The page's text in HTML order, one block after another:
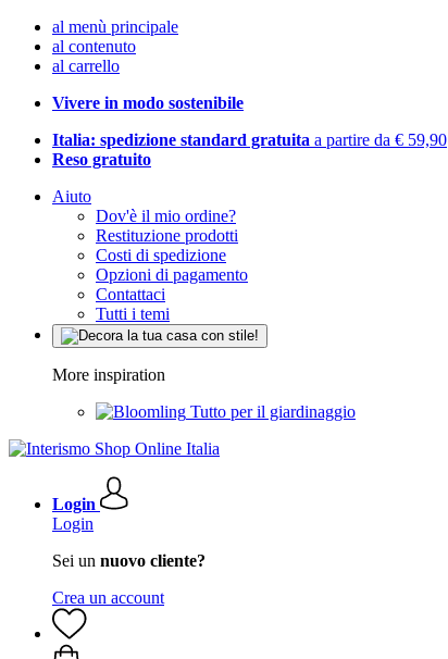
al menù principale
al contenuto
al carrello
Vivere in modo sostenibile
Italia: spedizione standard gratuita a partire da € 59,90
Reso gratuito
Aiuto
Dov'è il mio ordine?
Restituzione prodotti
Costi di spedizione
Opzioni di pagamento
Contattaci
Tutti i temi
More inspiration
Tutto per il giardinaggio
Login
Login
Sei un nuovo cliente?
Crea un account